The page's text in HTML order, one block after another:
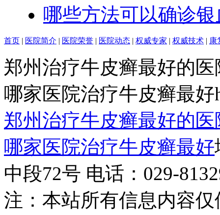
哪些方法可以确诊
首页 | 医院简介 | 医院荣誉 | 医院动态 | 权威专家 | 权威技术 | 康
郑州治疗牛皮癣最好的
哪家医院治疗牛皮癣最好
郑州治疗牛皮癣最好的
哪家医院治疗牛皮癣最好
中段72号 电话：029-
注：本站所有信息内容